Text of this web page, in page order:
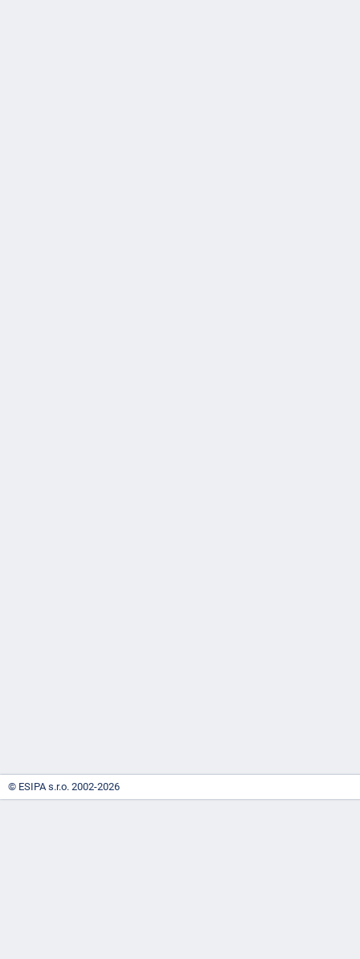
© ESIPA s.r.o. 2002-2026